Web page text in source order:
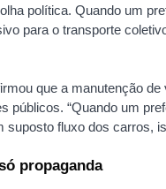
política. Quando um
para o transporte
que a manutenção
públicos. “Quando um
suposto fluxo dos carros,
propaganda